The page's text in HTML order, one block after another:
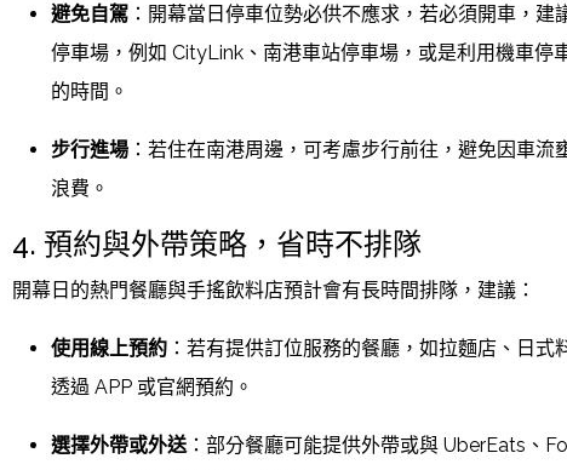
避免自駕 ：開幕當日停車位勢必供不應求，若必須開車，建
停車場，例如 CityLink、南港車站停車場，或是利用機車停
的時間。
步行進場 ：若住在南港周邊，可考慮步行前往，避免因車流
浪費。
4. 預約與外帶策略，省時不排隊
開幕日的熱門餐廳與手搖飲料店預計會有長時間排隊，建議：
使用線上預約 ：若有提供訂位服務的餐廳，如拉麵店、日式
透過 APP 或官網預約。
選擇外帶或外送：部分餐廳可能提供外帶或與 UberEats、